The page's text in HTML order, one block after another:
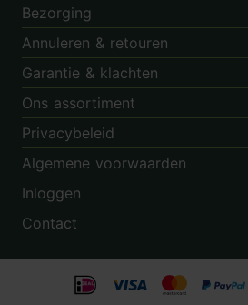
Bezorging
Annuleren & retouren
Garantie & klachten
Ons assortiment
Privacybeleid
Algemene voorwaarden
Inloggen
Contact